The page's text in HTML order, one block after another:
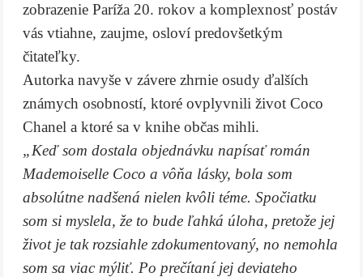
zobrazenie Paríža 20. rokov a komplexnosť postáv
vás vtiahne, zaujme, osloví predovšetkým
čitateľky.
Autorka navyše v závere zhrnie osudy ďalších
známych osobností, ktoré ovplyvnili život Coco
Chanel a ktoré sa v knihe občas mihli.
„Keď som dostala objednávku napísať román
Mademoiselle Coco a vôňa lásky, bola som
absolútne nadšená nielen kvôli téme. Spočiatku
som si myslela, že to bude ľahká úloha, pretože jej
život je tak rozsiahle zdokumentovaný, no nemohla
som sa viac mýliť. Po prečítaní jej deviateho